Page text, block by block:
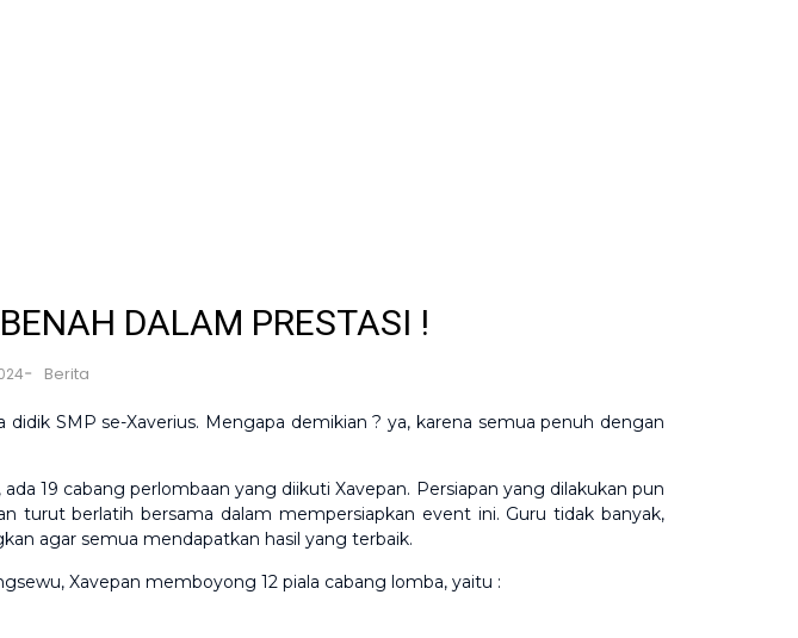
DALAM PRESTASI !
- Berita
SMP se-Xaverius. Mengapa demikian ? ya, karena semua penuh dengan
19 cabang perlombaan yang diikuti Xavepan. Persiapan yang dilakukan pun
turut berlatih bersama dalam mempersiapkan event ini. Guru tidak banyak,
agar semua mendapatkan hasil yang terbaik.
Xavepan memboyong 12 piala cabang lomba, yaitu :